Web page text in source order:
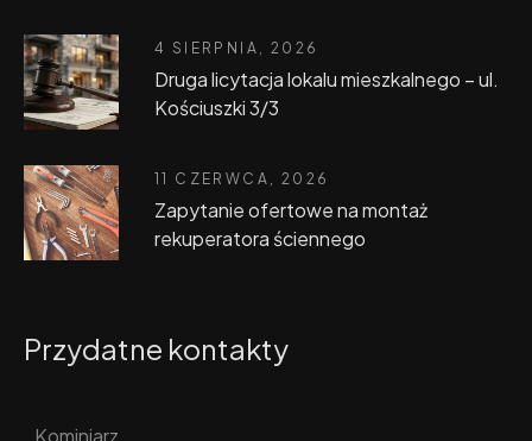
4 SIERPNIA, 2026
Druga licytacja lokalu mieszkalnego – ul.
Kościuszki 3/3
11 CZERWCA, 2026
Zapytanie ofertowe na montaż
rekuperatora ściennego
Przydatne kontakty
Kominiarz